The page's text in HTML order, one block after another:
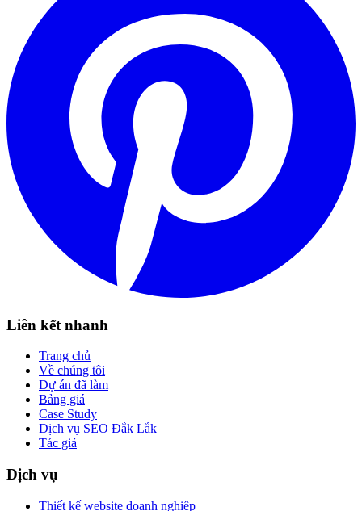
Liên kết nhanh
Trang chủ
Về chúng tôi
Dự án đã làm
Bảng giá
Case Study
Dịch vụ SEO Đắk Lắk
Tác giả
Dịch vụ
Thiết kế website doanh nghiệp